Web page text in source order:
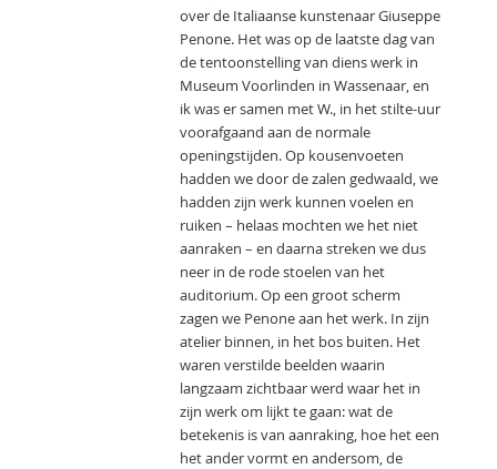
over de Italiaanse kunstenaar Giuseppe
Penone. Het was op de laatste dag van
de tentoonstelling van diens werk in
Museum Voorlinden in Wassenaar, en
ik was er samen met W., in het stilte-uur
voorafgaand aan de normale
openingstijden. Op kousenvoeten
hadden we door de zalen gedwaald, we
hadden zijn werk kunnen voelen en
ruiken – helaas mochten we het niet
aanraken – en daarna streken we dus
neer in de rode stoelen van het
auditorium. Op een groot scherm
zagen we Penone aan het werk. In zijn
atelier binnen, in het bos buiten. Het
waren verstilde beelden waarin
langzaam zichtbaar werd waar het in
zijn werk om lijkt te gaan: wat de
betekenis is van aanraking, hoe het een
het ander vormt en andersom, de